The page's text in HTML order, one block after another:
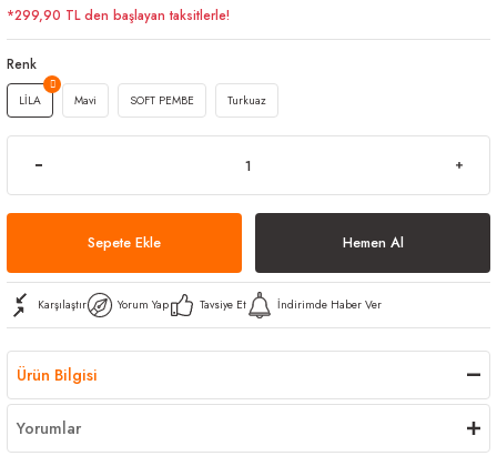
Mikrofiber Bezler
Kovalar
*299,90 TL den başlayan taksitlerle!
Renk
LİLA Mavi SOFT PEMBE Turkuaz
Sepete Ekle Hemen Al
Karşılaştır Yorum Yap Tavsiye Et İndirimde Haber Ver
Ürün Bilgisi
Yorumlar